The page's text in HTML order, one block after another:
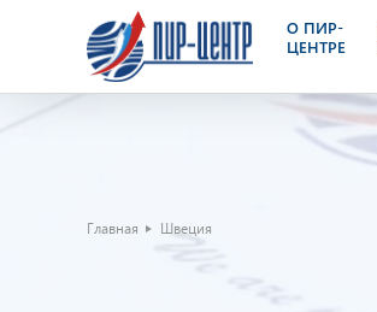
О ПИР-
ЦЕНТРЕ
Главная Швеция